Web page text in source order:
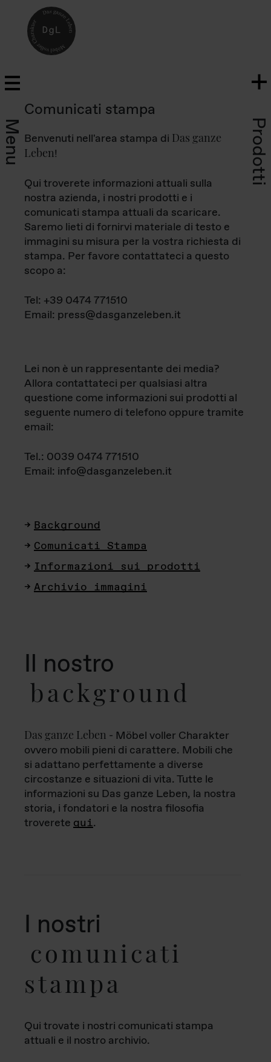
Menu Prodotti
Comunicati stampa
Benvenuti nell'area stampa di Das ganze
Leben!
Qui troverete informazioni attuali sulla
nostra azienda, i nostri prodotti e i
comunicati stampa attuali da scaricare.
Saremo lieti di fornirvi materiale di testo e
immagini su misura per la vostra richiesta di
stampa. Per favore contattateci a questo
scopo a:
Tel: +39 0474 771510
Email: press@dasganzeleben.it
Lei non è un rappresentante dei media?
Allora contattateci per qualsiasi altra
questione come informazioni sui prodotti al
seguente numero di telefono oppure tramite
email:
Tel.: 0039 0474 771510
Email: info@dasganzeleben.it
Background
Comunicati Stampa
Informazioni sui prodotti
Archivio immagini
Il nostro
background
Das ganze Leben - Möbel voller Charakter
ovvero mobili pieni di carattere. Mobili che
si adattano perfettamente a diverse
circostanze e situazioni di vita. Tutte le
informazioni su Das ganze Leben, la nostra
storia, i fondatori e la nostra filosofia
troverete qui.
I nostri
comunicati
stampa
Qui trovate i nostri comunicati stampa
attuali e il nostro archivio.